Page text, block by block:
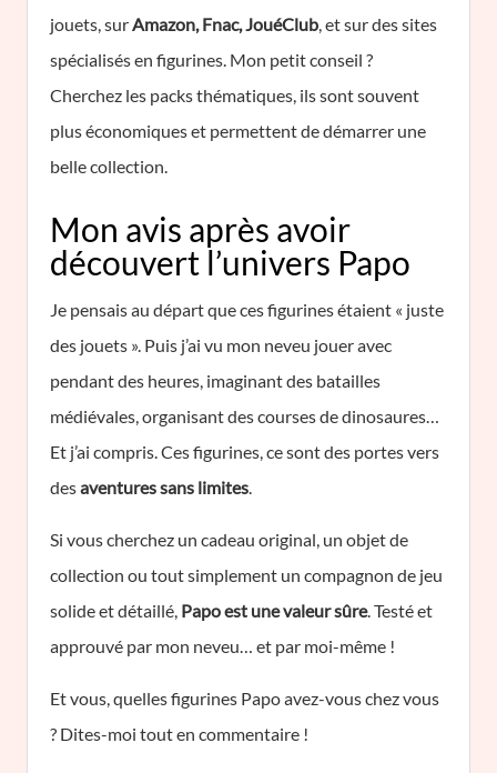
jouets, surAmazon, Fnac, JouéClub, et sur des sites
spécialisés en figurines. Mon petit conseil ?
Cherchez les packs thématiques, ils sont souvent
plus économiques et permettent de démarrer une
belle collection.
Mon avis après avoir
découvert l’univers Papo
Je pensais au départ que ces figurines étaient « juste
des jouets ». Puis j’ai vu mon neveu jouer avec
pendant des heures, imaginant des batailles
médiévales, organisant des courses de dinosaures…
Et j’ai compris. Ces figurines, ce sont des portes vers
desaventures sans limites.
Si vous cherchez un cadeau original, un objet de
collection ou tout simplement un compagnon de jeu
solide et détaillé, Papo est une valeur sûre. Testé et
approuvé par mon neveu… et par moi-même !
Et vous, quelles figurines Papo avez-vous chez vous
? Dites-moi tout en commentaire !